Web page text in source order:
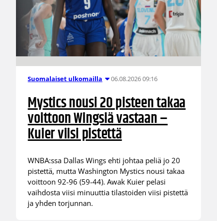
Suomalaiset ulkomailla 06.08.2026 09:16
Mystics nousi 20 pisteen takaa
voittoon Wingsiä vastaan –
Kuier viisi pistettä
WNBA:ssa Dallas Wings ehti johtaa peliä jo 20
pistettä, mutta Washington Mystics nousi takaa
voittoon 92-96 (59-44). Awak Kuier pelasi
vaihdosta viisi minuuttia tilastoiden viisi pistettä
ja yhden torjunnan.